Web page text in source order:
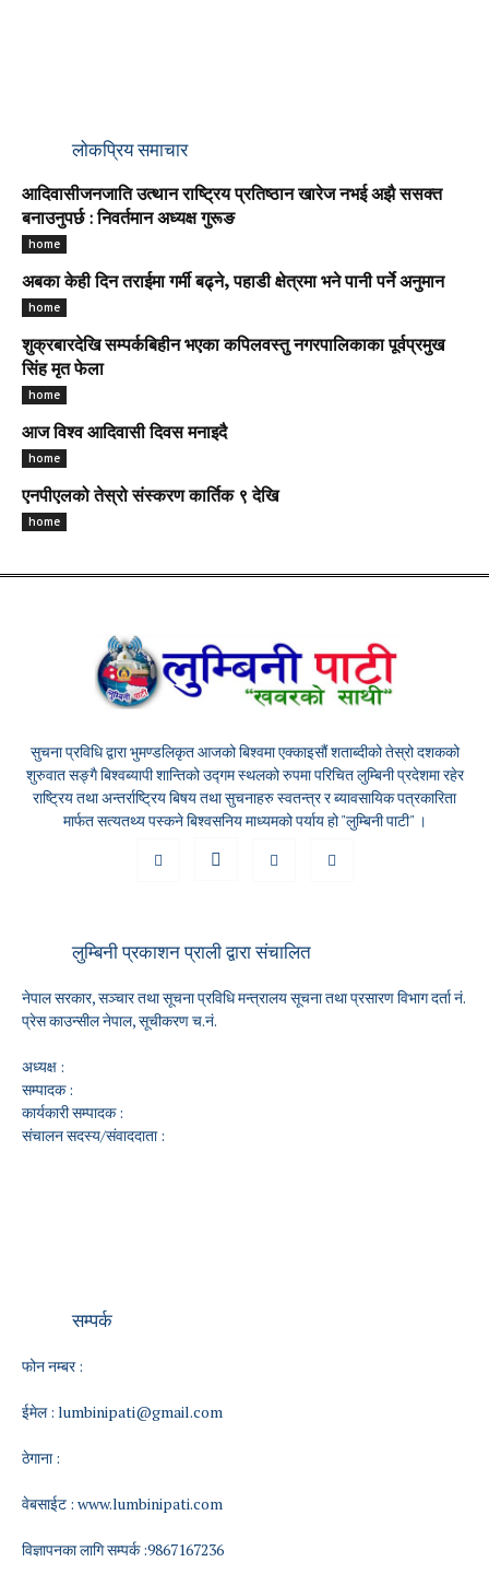
लोकप्रिय समाचार
आदिवासीजनजाति उत्थान राष्ट्रिय प्रतिष्ठान खारेज नभई अझै ससक्त
बनाउनुपर्छ : निवर्तमान अध्यक्ष गुरूङ
home
अबका केही दिन तराईमा गर्मी बढ्ने, पहाडी क्षेत्रमा भने पानी पर्ने अनुमान
home
शुक्रबारदेखि सम्पर्कबिहीन भएका कपिलवस्तु नगरपालिकाका पूर्वप्रमुख
सिंह मृत फेला
home
आज विश्व आदिवासी दिवस मनाइदै
home
एनपीएलको तेस्रो संस्करण कार्तिक ९ देखि
home
सुचना प्रविधि द्वारा भुमण्डलिकृत आजको बिश्वमा एक्काइसौं शताब्दीको तेस्रो दशकको
शुरुवात सङ्गै बिश्वब्यापी शान्तिको उद्गम स्थलको रुपमा परिचित लुम्बिनी प्रदेशमा रहेर
राष्ट्रिय तथा अन्तर्राष्ट्रिय बिषय तथा सुचनाहरु स्वतन्त्र र ब्यावसायिक पत्रकारिता
मार्फत सत्यतथ्य पस्कने बिश्वसनिय माध्यमको पर्याय हो "लुम्बिनी पाटी" ।
लुम्बिनी प्रकाशन प्राली द्वारा संचालित
नेपाल सरकार, सञ्चार तथा सूचना प्रविधि मन्त्रालय सूचना तथा प्रसारण विभाग दर्ता नं.
प्रेस काउन्सील नेपाल, सूचीकरण च.नं.
अध्यक्ष :
सम्पादक :
कार्यकारी सम्पादक :
संचालन सदस्य/संवाददाता :
सम्पर्क
फोन नम्बर :
ईमेल : lumbinipati@gmail.com
ठेगाना :
वेबसाईट : www.lumbinipati.com
विज्ञापनका लागि सम्पर्क :9867167236